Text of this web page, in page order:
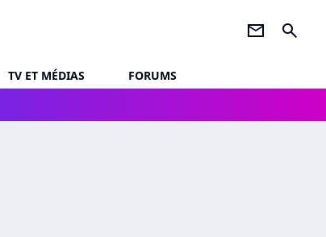
newsletter search
TV ET MÉDIAS
FORUMS